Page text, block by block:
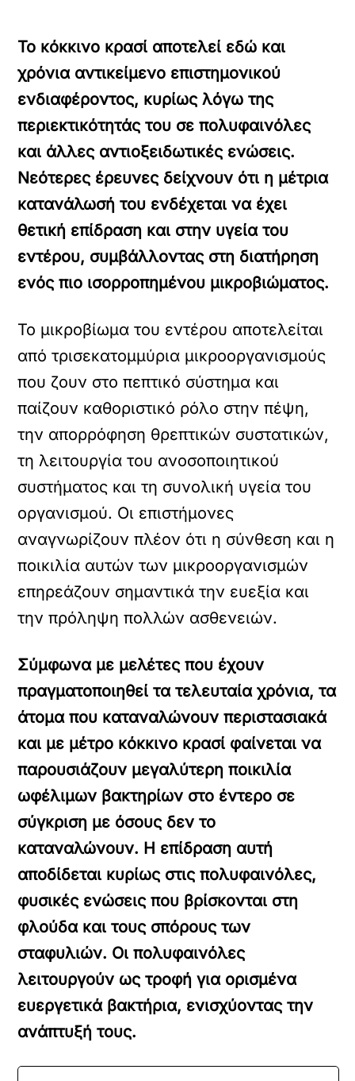
Το κόκκινο κρασί αποτελεί εδώ και
χρόνια αντικείμενο επιστημονικού
ενδιαφέροντος, κυρίως λόγω της
περιεκτικότητάς του σε πολυφαινόλες
και άλλες αντιοξειδωτικές ενώσεις.
Νεότερες έρευνες δείχνουν ότι η μέτρια
κατανάλωσή του ενδέχεται να έχει
θετική επίδραση και στην υγεία του
εντέρου, συμβάλλοντας στη διατήρηση
ενός πιο ισορροπημένου μικροβιώματος.
Το μικροβίωμα του εντέρου αποτελείται
από τρισεκατομμύρια μικροοργανισμούς
που ζουν στο πεπτικό σύστημα και
παίζουν καθοριστικό ρόλο στην πέψη,
την απορρόφηση θρεπτικών συστατικών,
τη λειτουργία του ανοσοποιητικού
συστήματος και τη συνολική υγεία του
οργανισμού. Οι επιστήμονες
αναγνωρίζουν πλέον ότι η σύνθεση και η
ποικιλία αυτών των μικροοργανισμών
επηρεάζουν σημαντικά την ευεξία και
την πρόληψη πολλών ασθενειών.
Σύμφωνα με μελέτες που έχουν
πραγματοποιηθεί τα τελευταία χρόνια, τα
άτομα που καταναλώνουν περιστασιακά
και με μέτρο κόκκινο κρασί φαίνεται να
παρουσιάζουν μεγαλύτερη ποικιλία
ωφέλιμων βακτηρίων στο έντερο σε
σύγκριση με όσους δεν το
καταναλώνουν. Η επίδραση αυτή
αποδίδεται κυρίως στις πολυφαινόλες,
φυσικές ενώσεις που βρίσκονται στη
φλούδα και τους σπόρους των
σταφυλιών. Οι πολυφαινόλες
λειτουργούν ως τροφή για ορισμένα
ευεργετικά βακτήρια, ενισχύοντας την
ανάπτυξή τους.